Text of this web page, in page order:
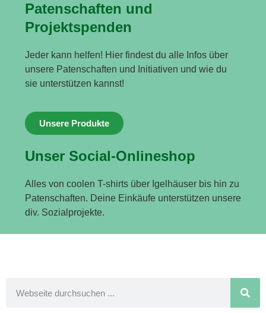
Patenschaften und
Projektspenden
Jeder kann helfen! Hier findest du alle Infos über
unsere Patenschaften und Initiativen und wie du
sie unterstützen kannst!
Unsere Produkte
Unser Social-Onlineshop
Alles von coolen T-shirts über Igelhäuser bis hin zu
Patenschaften. Deine Einkäufe unterstützen unsere
div. Sozialprojekte.